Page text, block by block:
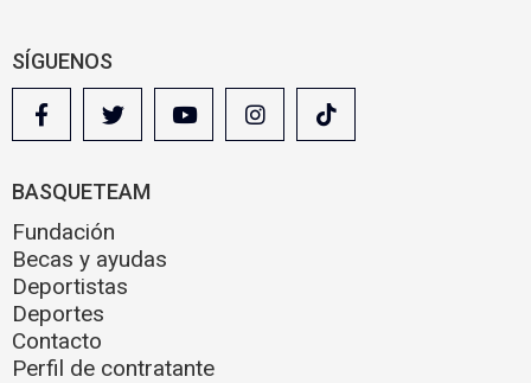
SÍGUENOS
BASQUETEAM
Fundación
Becas y ayudas
Deportistas
Deportes
Contacto
Perfil de contratante